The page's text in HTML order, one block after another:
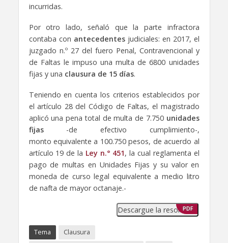
incurridas.
Por otro lado, señaló que la parte infractora
contaba con antecedentesjudiciales: en 2017, el
juzgado n.º 27 del fuero Penal, Contravencional y
de Faltas le impuso una multa de 6800 unidades
fijas y una clausura de 15 días.
Teniendo en cuenta los criterios establecidos por
el artículo 28 del Código de Faltas, el magistrado
aplicó una pena total de multa de 7.750 unidades
fijas-de efectivo cumplimiento-,
monto equivalente a 100.750 pesos, de acuerdo al
artículo 19 de la Ley n.° 451, la cual reglamenta el
pago de multas en Unidades Fijas y su valor en
moneda de curso legal equivalente a medio litro
de nafta de mayor octanaje.-
Descargue la resolución
PDF
Tema Clausura